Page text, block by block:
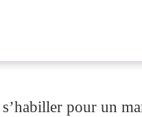
pour un